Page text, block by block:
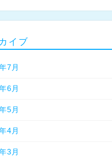
イブ
7月
6月
5月
4月
3月